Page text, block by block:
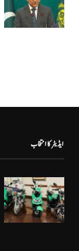
ایڈیٹر کا انتخاب